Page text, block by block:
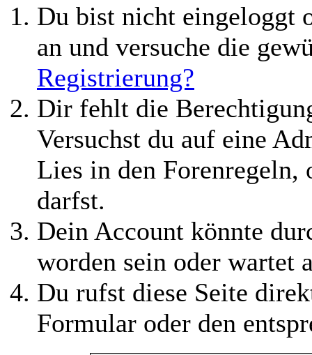
Du bist nicht eingeloggt
an und versuche die
Registrierung?
Dir fehlt die
Versuchst du auf eine
Lies in den Forenregeln,
darfst.
Dein Account könnte
worden sein oder wartet
Du rufst diese Seite
Formular oder den